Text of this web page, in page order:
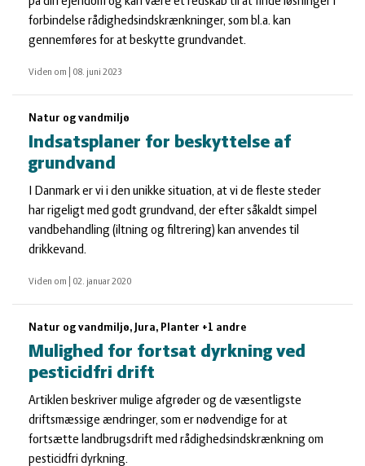
forbindelse rådighedsindskrænkninger, som bl.a. kan
gennemføres for at beskytte grundvandet.
Viden om 08. juni 2023
Natur og vandmiljø
Indsatsplaner for beskyttelse af
grundvand
I Danmark er vi i den unikke situation, at vi de fleste steder
har rigeligt med godt grundvand, der efter såkaldt simpel
vandbehandling (iltning og filtrering) kan anvendes til
drikkevand.
Viden om 02. januar 2020
Natur og vandmiljø, Jura, Planter +1 andre
Mulighed for fortsat dyrkning ved
pesticidfri drift
Artiklen beskriver mulige afgrøder og de væsentligste
driftsmæssige ændringer, som er nødvendige for at
fortsætte landbrugsdrift med rådighedsindskrænkning om
pesticidfri dyrkning.